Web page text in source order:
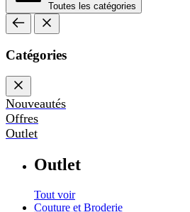
Toutes les catégories
Catégories
Nouveautés
Offres
Outlet
Outlet
Tout voir
Couture et Broderie